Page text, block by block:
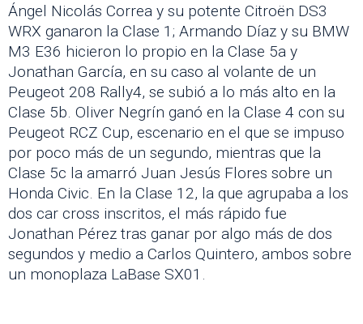
Ángel Nicolás Correa y su potente Citroën DS3
WRX ganaron la Clase 1; Armando Díaz y su BMW
M3 E36 hicieron lo propio en la Clase 5a y
Jonathan García, en su caso al volante de un
Peugeot 208 Rally4, se subió a lo más alto en la
Clase 5b. Oliver Negrín ganó en la Clase 4 con su
Peugeot RCZ Cup, escenario en el que se impuso
por poco más de un segundo, mientras que la
Clase 5c la amarró Juan Jesús Flores sobre un
Honda Civic. En la Clase 12, la que agrupaba a los
dos car cross inscritos, el más rápido fue
Jonathan Pérez tras ganar por algo más de dos
segundos y medio a Carlos Quintero, ambos sobre
un monoplaza LaBase SX01.